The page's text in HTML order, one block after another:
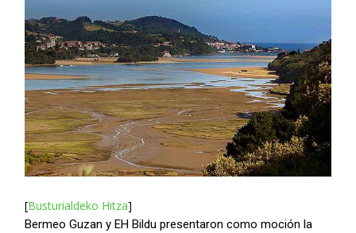
[Busturialdeko Hitza]
Bermeo Guzan y EH Bildu presentaron como moción la